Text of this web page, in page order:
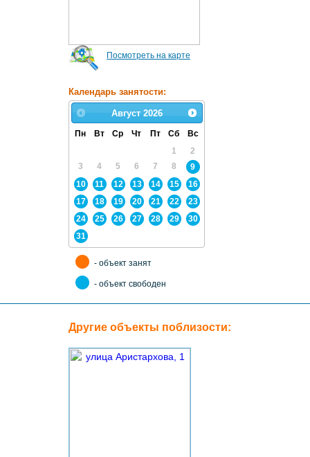
Посмотреть на карте
Календарь занятости:
Август 2026
Пн Вт Ср Чт Пт Сб
Вс
1
2
3
4 5 6 7 8
9
10
11 12 13 14 15
16
17
18 19 20 21 22
23
24
25 26 27 28 29
30
31
- объект занят
- объект свободен
Другие объекты поблизости: